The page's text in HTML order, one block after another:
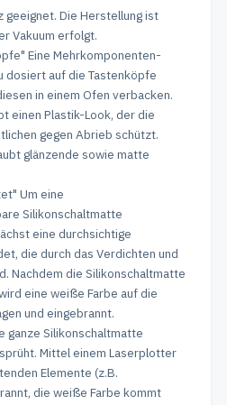
geeignet. Die Herstellung ist
Vakuum erfolgt.
Eine Mehrkomponenten-
dosiert auf die Tastenköpfe
in einem Ofen verbacken.
einen Plastik-Look, der die
gegen Abrieb schützt.
glänzende sowie matte
Um eine
Silikonschaltmatte
eine durchsichtige
die durch das Verdichten und
Nachdem die Silikonschaltmatte
eine weiße Farbe auf die
und eingebrannt.
ganze Silikonschaltmatte
Mittel einem Laserplotter
Elemente (z.B.
die weiße Farbe kommt